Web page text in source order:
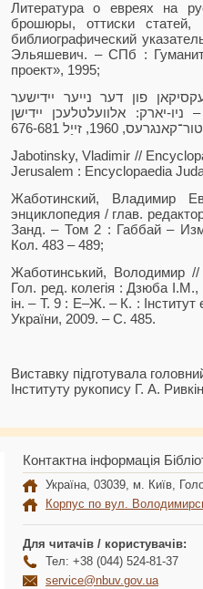
Литература о евреях на
брошюры, оттиски статей,
библиографический
Эльяшевич. – СПб :
проект», 1995;
פון דער נייער יידישער
יארק: אלוועלטלעכן יידישן
Jabotinsky, Vladimir //
Jerusalem : Encyclopaedia
Жаботинский, Владимир
энциклопедия / глав.
Занд. – Том 2 : Габбай –
Кол. 483 – 489;
Жаботинський, Володимир //
Гол. ред. колегія : Дзюба
ін. – Т. 9 : Е–Ж. – К. :
України, 2009. – С. 485.
Виставку підготувала
Інституту рукопису Г. А.
Контактна інформація
Україна, 03039, м. Київ,
Корпус по вул.
Для читачів / користувачів:
Тел: +38 (044) 524-81-37
service@nbuv.gov.ua